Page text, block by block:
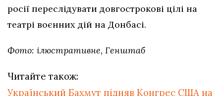
росії переслідувати довгострокові цілі на
театрі воєнних дій на Донбасі.
Фото: ілюстративне, Генштаб
Читайте також:
Український Бахмут підняв Конгрес США на